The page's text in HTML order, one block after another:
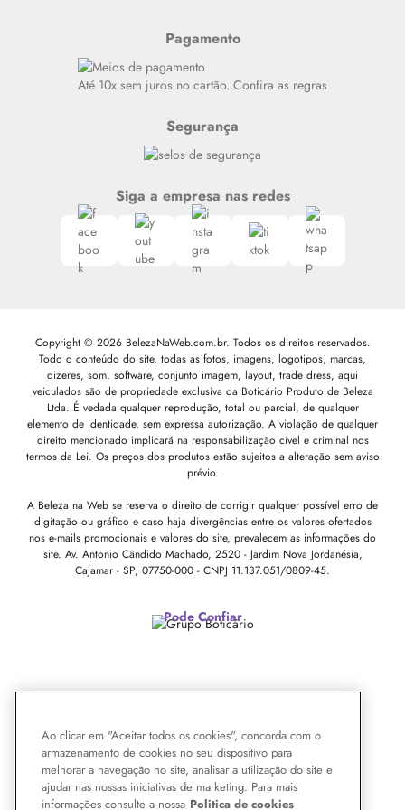
Siga nosso canal no Whatsapp
Pagamento
Até 10x sem juros no cartão. Confira as regras
Segurança
Siga a empresa nas redes
Copyright © 2026 BelezaNaWeb.com.br. Todos os direitos reservados.
Todo o conteúdo do site, todas as fotos, imagens, logotipos, marcas,
dizeres, som, software, conjunto imagem, layout, trade dress, aqui
veiculados são de propriedade exclusiva da Boticário Produto de Beleza
Ltda. É vedada qualquer reprodução, total ou parcial, de qualquer
elemento de identidade, sem expressa autorização. A violação de qualquer
direito mencionado implicará na responsabilização cível e criminal nos
termos da Lei. Os preços dos produtos estão sujeitos a alteração sem aviso
prévio.
A Beleza na Web se reserva o direito de corrigir qualquer possível erro de
digitação ou gráfico e caso haja divergências entre os valores ofertados
nos e-mails promocionais e valores do site, prevalecem as informações do
site. Av. Antonio Cândido Machado, 2520 - Jardim Nova Jordanésia,
Cajamar - SP, 07750-000 - CNPJ 11.137.051/0809-45.
Pode Confiar
Ao clicar em "Aceitar todos os cookies", concorda com o
armazenamento de cookies no seu dispositivo para
melhorar a navegação no site, analisar a utilização do site e
ajudar nas nossas iniciativas de marketing. Para mais
informações consulte a nossa Politica de cookies